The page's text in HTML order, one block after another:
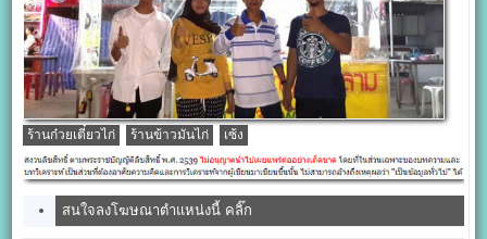
ร้านก๋วยเตี๋ยวไก่ ร้านข้าวมันไก่ เซ้ง
สนใจลงโฆษณาตำแหน่งนี้ คลิ๊ก